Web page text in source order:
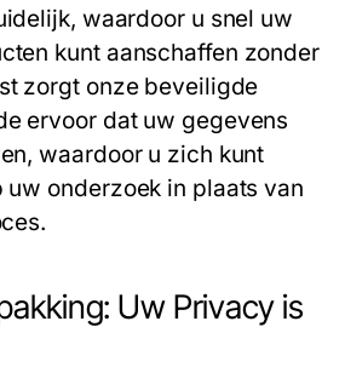
waardoor u snel uw
kunt aanschaffen zonder
zorgt onze beveiligde
ervoor dat uw gegevens
waardoor u zich kunt
uw onderzoek in plaats van
Uw Privacy is